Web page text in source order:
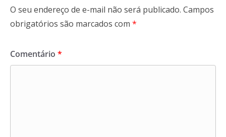
O seu endereço de e-mail não será publicado. Campos
obrigatórios são marcados com *
Comentário *